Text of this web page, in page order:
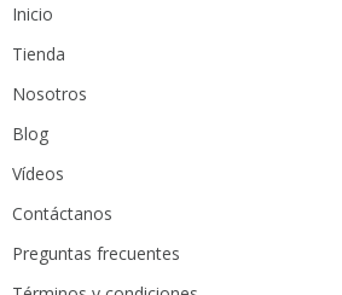
Inicio
Tienda
Nosotros
Blog
Vídeos
Contáctanos
Preguntas frecuentes